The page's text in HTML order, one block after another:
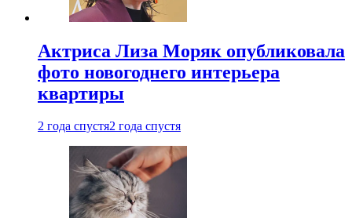
Актриса Лиза Моряк опубликовала
фото новогоднего интерьера
квартиры
2 года спустя2 года спустя